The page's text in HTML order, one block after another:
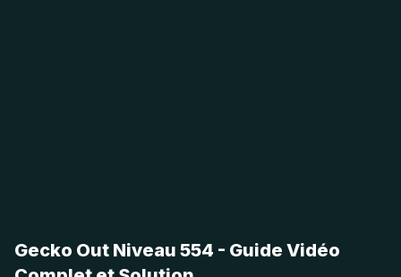
Gecko Out Niveau 554 - Guide Vidéo